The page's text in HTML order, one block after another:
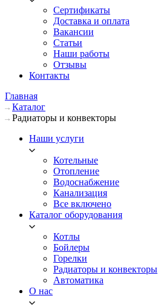
Сертификаты
Доставка и оплата
Вакансии
Статьи
Наши работы
Отзывы
Контакты
Главная
Каталог
Радиаторы и конвекторы
Наши услуги
Котельные
Отопление
Водоснабжение
Канализация
Все включено
Каталог оборудования
Котлы
Бойлеры
Горелки
Радиаторы и конвекторы
Автоматика
О нас